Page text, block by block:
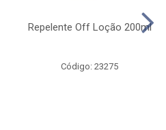
Repelente Off Loção 200ml
Código: 23275